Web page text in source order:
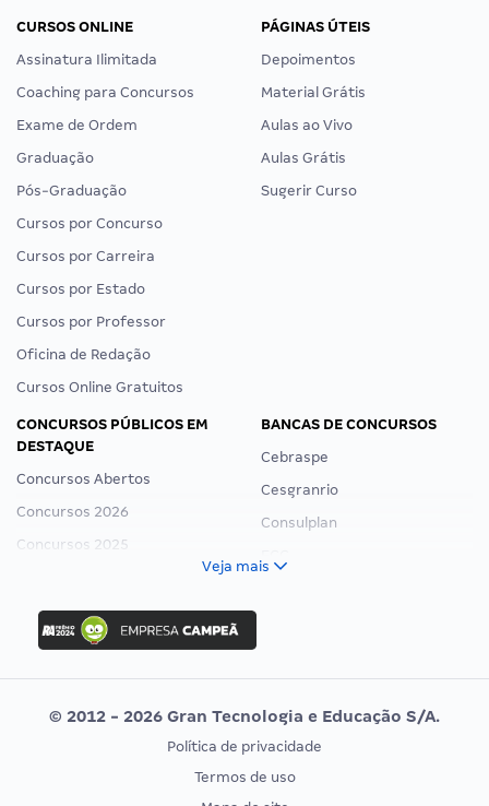
CURSOS ONLINE
Assinatura Ilimitada
Coaching para Concursos
Exame de Ordem
Graduação
Pós-Graduação
Cursos por Concurso
Cursos por Carreira
Cursos por Estado
Cursos por Professor
Oficina de Redação
Cursos Online Gratuitos
PÁGINAS ÚTEIS
Depoimentos
Material Grátis
Aulas ao Vivo
Aulas Grátis
Sugerir Curso
CONCURSOS PÚBLICOS EM
DESTAQUE
Concursos Abertos
Concursos 2026
Concursos 2025
Concurso Ibama
Concurso MPU
Editais publicados
BANCAS DE CONCURSOS
Cebraspe
Cesgranrio
Consulplan
Vunesp
CONCURSOS POR PROFISSÃO
EXAME DE ORDEM
Veja mais
© 2012 - 2026 Gran Tecnologia e Educação S/A.
Política de privacidade
Termos de uso